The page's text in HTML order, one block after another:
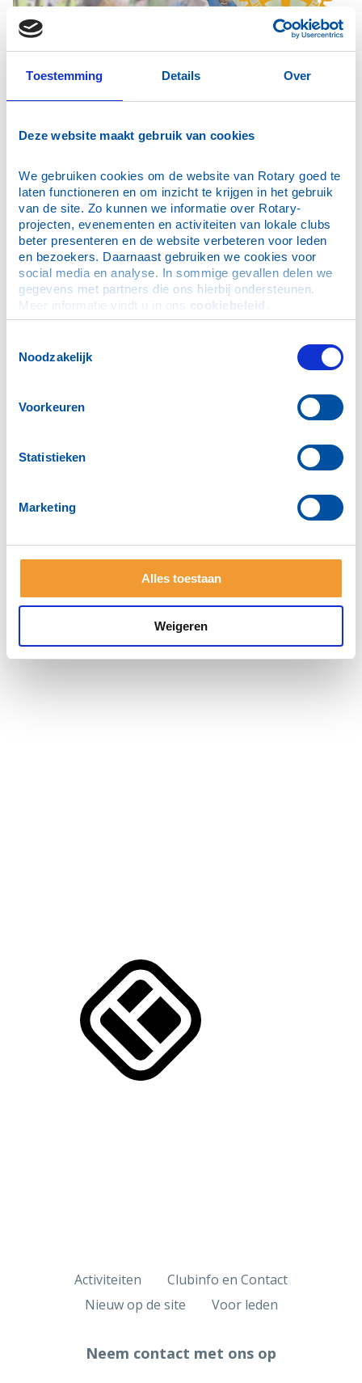
Toestemming Details Over
Deze website maakt gebruik van cookies
We gebruiken cookies om de website van Rotary goed te
laten functioneren en om inzicht te krijgen in het gebruik
van de site. Zo kunnen we informatie over Rotary-
projecten, evenementen en activiteiten van lokale clubs
beter presenteren en de website verbeteren voor leden
en bezoekers. Daarnaast gebruiken we cookies voor
social media en analyse. In sommige gevallen delen we
gegevens met partners die ons hierbij ondersteunen.
Meer informatie vindt u in ons cookiebeleid
Noodzakelijk
Voorkeuren
Statistieken
Marketing
Alles toestaan
Weigeren
HANDBOEK...
SOCIAL MEDIA
Activiteiten
Clubinfo en Contact
Nieuw op de site
Voor leden
Neem contact met ons op